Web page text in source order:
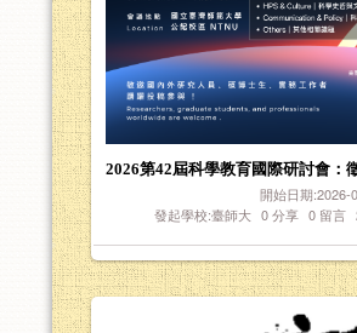
2026第42屆科學教育國際研討會：
開始日期:2026-
發起學校:臺師大 0分享 0 留言